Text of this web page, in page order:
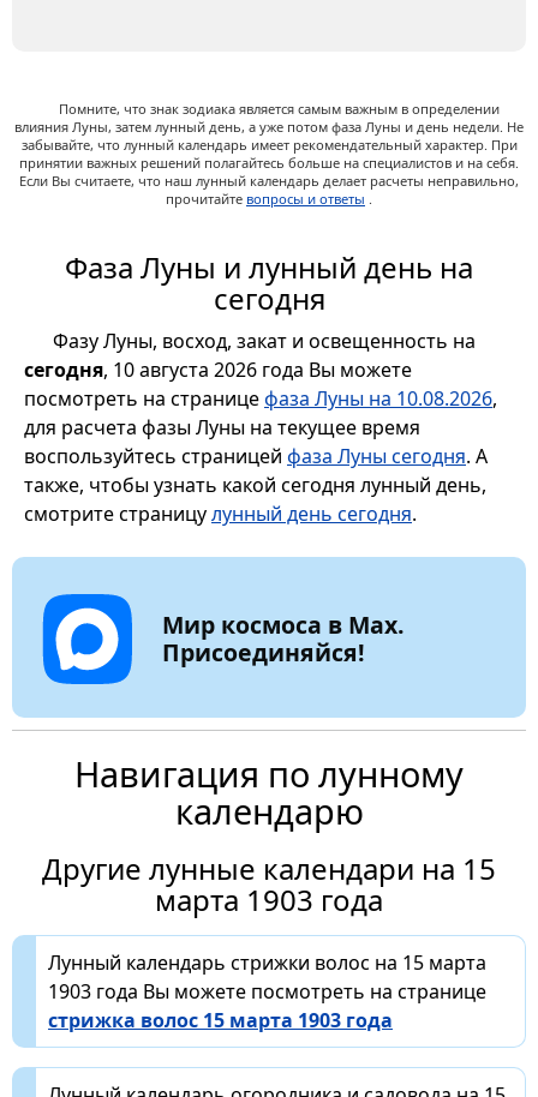
Помните, что знак зодиака является самым важным в определении
влияния Луны, затем лунный день, а уже потом фаза Луны и день недели. Не
забывайте, что лунный календарь имеет рекомендательный характер. При
принятии важных решений полагайтесь больше на специалистов и на себя.
Если Вы считаете, что наш лунный календарь делает расчеты неправильно,
прочитайте вопросы и ответы .
Фаза Луны и лунный день на
сегодня
Фазу Луны, восход, закат и освещенность на
сегодня, 10 августа 2026 года Вы можете
посмотреть на страницефаза Луны на 10.08.2026,
для расчета фазы Луны на текущее время
воспользуйтесь страницей фаза Луны сегодня. А
также, чтобы узнать какой сегодня лунный день,
смотрите страницулунный день сегодня.
Мир космоса в Max.
Присоединяйся!
Навигация по лунному
календарю
Другие лунные календари на 15
марта 1903 года
Лунный календарь стрижки волос на 15 марта
1903 года Вы можете посмотреть на странице
стрижка волос 15 марта 1903 года